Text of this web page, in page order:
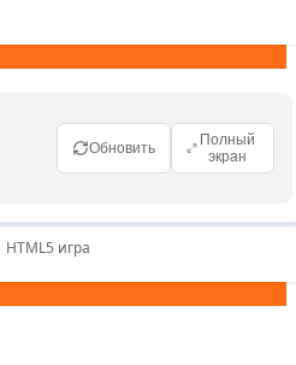
Обновить
Полный
экран
HTML5 игра